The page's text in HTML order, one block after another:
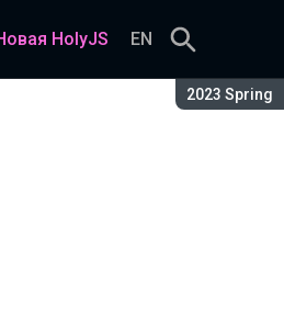
Сезон:
2023 Spring
HolyJS EN